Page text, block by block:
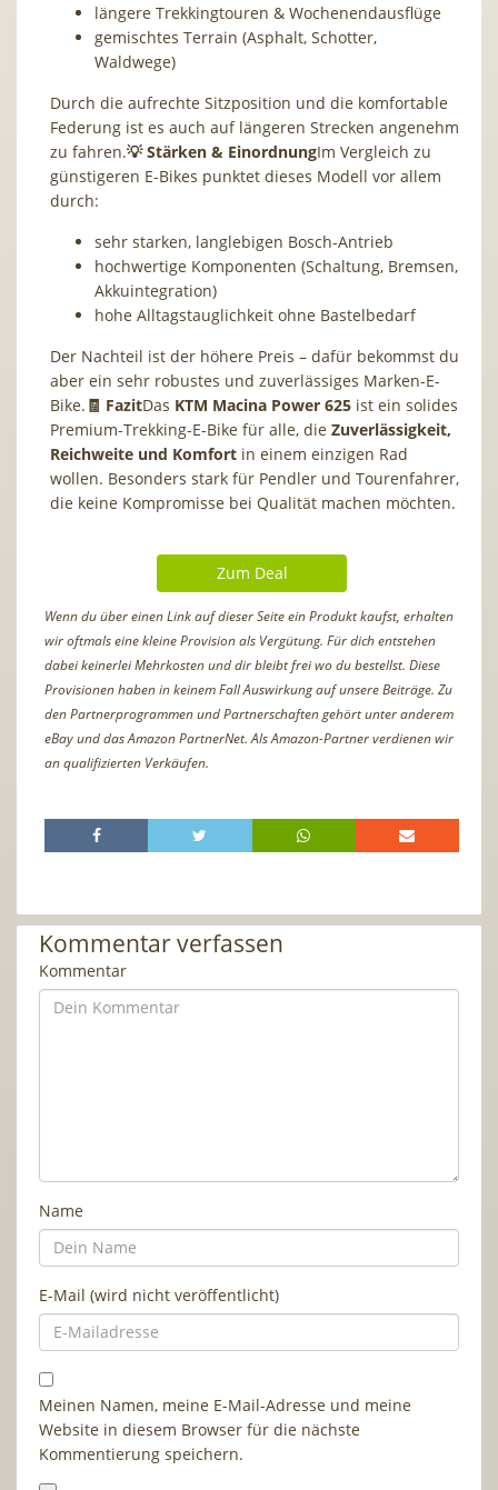
längere Trekkingtouren & Wochenendausflüge
gemischtes Terrain (Asphalt, Schotter,
Waldwege)
Durch die aufrechte Sitzposition und die komfortable
Federung ist es auch auf längeren Strecken angenehm
zu fahren.💡 Stärken & EinordnungIm Vergleich zu
günstigeren E-Bikes punktet dieses Modell vor allem
durch:
sehr starken, langlebigen Bosch-Antrieb
hochwertige Komponenten (Schaltung, Bremsen,
Akkuintegration)
hohe Alltagstauglichkeit ohne Bastelbedarf
Der Nachteil ist der höhere Preis – dafür bekommst du
aber ein sehr robustes und zuverlässiges Marken-E-
Bike. 🧾 FazitDas KTM Macina Power 625 ist ein solides
Premium-Trekking-E-Bike für alle, die Zuverlässigkeit,
Reichweite und Komfort in einem einzigen Rad
wollen. Besonders stark für Pendler und Tourenfahrer,
die keine Kompromisse bei Qualität machen möchten.
Zum Deal
Wenn du über einen Link auf dieser Seite ein Produkt kaufst, erhalten
wir oftmals eine kleine Provision als Vergütung. Für dich entstehen
dabei keinerlei Mehrkosten und dir bleibt frei wo du bestellst. Diese
Provisionen haben in keinem Fall Auswirkung auf unsere Beiträge. Zu
den Partnerprogrammen und Partnerschaften gehört unter anderem
eBay und das Amazon PartnerNet. Als Amazon-Partner verdienen wir
an qualifizierten Verkäufen.
Kommentar verfassen
Kommentar
Name
E-Mail (wird nicht veröffentlicht)
Meinen Namen, meine E-Mail-Adresse und meine
Website in diesem Browser für die nächste
Kommentierung speichern.